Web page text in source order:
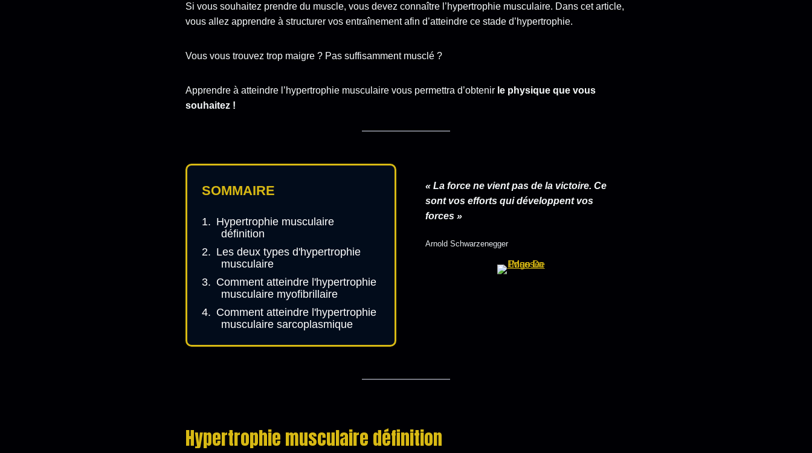
Si vous souhaitez prendre du muscle, vous devez connaître l’hypertrophie musculaire. Dans cet article,
vous allez apprendre à structurer vos entraînement afin d’atteindre ce stade d’hypertrophie.
Vous vous trouvez trop maigre ? Pas suffisamment musclé ?
Apprendre à atteindre l’hypertrophie musculaire vous permettra d’obtenir le physique que vous
souhaitez !
SOMMAIRE
Hypertrophie musculaire
définition
Les deux types d'hypertrophie
musculaire
Comment atteindre l'hypertrophie
musculaire myofibrillaire
Comment atteindre l'hypertrophie
musculaire sarcoplasmique
« La force ne vient pas de la victoire. Ce
sont vos efforts qui développent vos
forces »
Arnold Schwarzenegger
Hypertrophie musculaire définition